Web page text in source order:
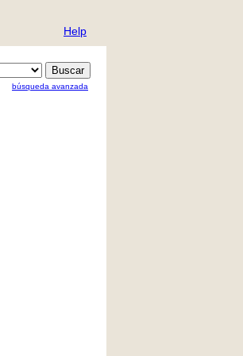
Help
búsqueda avanzada